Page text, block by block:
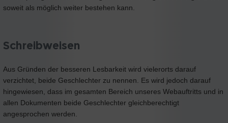
soweit als möglich weiter bestehen kann.
Schreibweisen
Aus Gründen der besseren Lesbarkeit wird vielerorts darauf
verzichtet, beide Geschlechter zu nennen. Es wird jedoch darauf
hingewiesen, dass im gesamten Bereich unseres Webauftritts und in
allen Dokumenten beide Geschlechter gleichberechtigt
angesprochen werden.